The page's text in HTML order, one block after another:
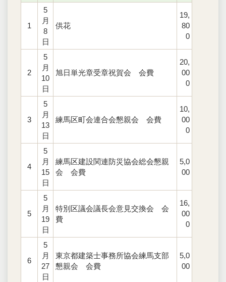
1
5
月
8
日
供花
19,
80
0
2
5
月
10
日
旭日単光章受章祝賀会 会費
20,
00
0
3
5
月
13
日
練馬区町会連合会懇親会 会費
10,
00
0
4
5
月
15
日
練馬区建設関連防災協会総会懇親
会 会費
5,0
00
5
5
月
19
日
特別区議会議長会意見交換会 会
費
16,
00
0
6
5
月
27
日
東京都建築士事務所協会練馬支部
懇親会 会費
5,0
00